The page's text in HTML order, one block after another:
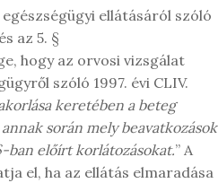
ellátásáról szóló
az 5. §
hogy az orvosi vizsgálat
szóló 1997. évi CLIV.
keretében a beteg
során mely beavatkozások
ban előírt korlátozásokat.” A
el, ha az ellátás elmaradása